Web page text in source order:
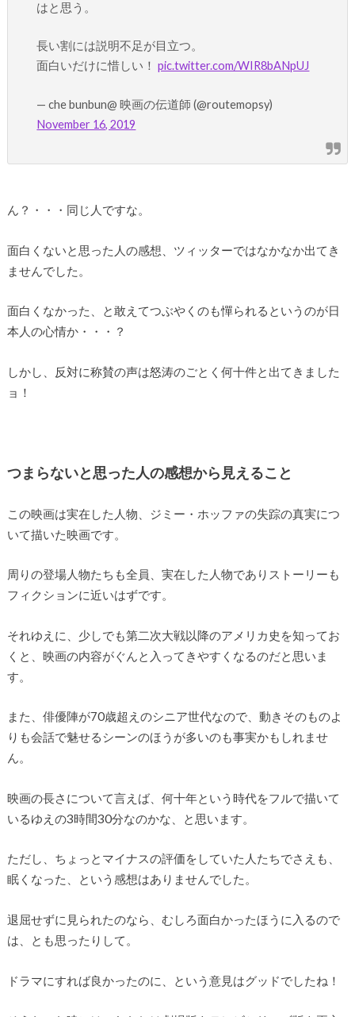
はと思う。
長い割には説明不足が目立つ。
面白いだけに惜しい！pic.twitter.com/WIR8bANpUJ
— che bunbun@ 映画の伝道師 (@routemopsy)
November 16, 2019
ん？・・・同じ人ですな。
面白くないと思った人の感想、ツィッターではなかなか出てき
ませんでした。
面白くなかった、と敢えてつぶやくのも憚られるというのが日
本人の心情か・・・？
しかし、反対に称賛の声は怒涛のごとく何十件と出てきました
ョ！
つまらないと思った人の感想から見えること
この映画は実在した人物、ジミー・ホッファの失踪の真実につ
いて描いた映画です。
周りの登場人物たちも全員、実在した人物でありストーリーも
フィクションに近いはずです。
それゆえに、少しでも第二次大戦以降のアメリカ史を知ってお
くと、映画の内容がぐんと入ってきやすくなるのだと思いま
す。
また、俳優陣が70歳超えのシニア世代なので、動きそのものよ
りも会話で魅せるシーンのほうが多いのも事実かもしれませ
ん。
映画の長さについて言えば、何十年という時代をフルで描いて
いるゆえの3時間30分なのかな、と思います。
ただし、ちょっとマイナスの評価をしていた人たちでさえも、
眠くなった、という感想はありませんでした。
退屈せずに見られたのなら、むしろ面白かったほうに入るので
は、とも思ったりして。
ドラマにすれば良かったのに、という意見はグッドでしたね！